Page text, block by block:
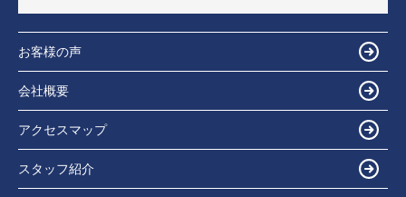
お客様の声
会社概要
アクセスマップ
スタッフ紹介